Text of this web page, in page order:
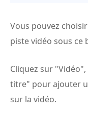
Vous pouvez
piste vidéo sous ce
Cliquez sur
titre" pour ajouter
sur la vidéo.